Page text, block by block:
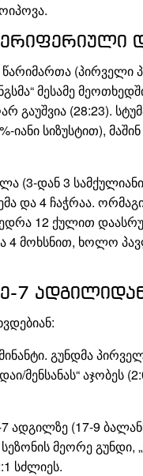
(პირველი
მესამე
(28:23).
სიზუსტით),
დან 3
და 4 ჩაჭრაა.
12 ქულით
4 მოხსნით, ხოლო
7
გუნდმა
მენსანას“
ადგილზე (17-9
მეორე გუნდი,
სძლიეს.